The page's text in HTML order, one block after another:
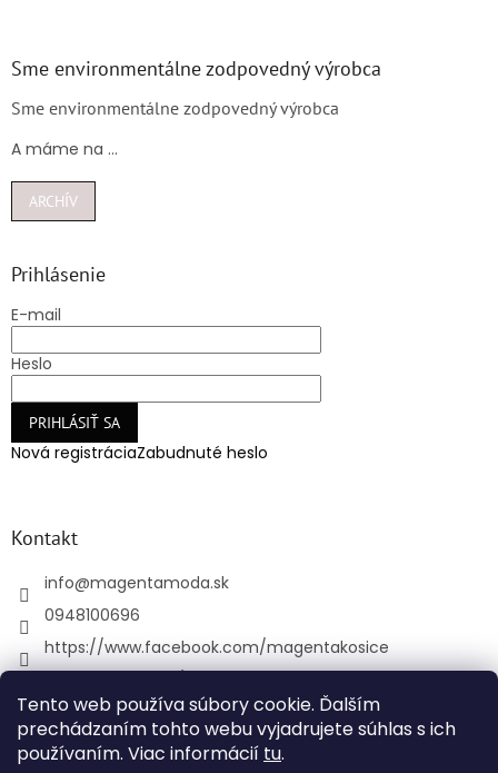
Tento web používa súbory cookie. Ďalším
prechádzaním tohto webu vyjadrujete súhlas s ich
používaním. Viac informácií tu.
Sme environmentálne zodpovedný výrobca
Sme environmentálne zodpovedný výrobca
A máme na ...
ARCHÍV
Prihlásenie
E-mail
Heslo
PRIHLÁSIŤ SA
Nová registráciaZabudnuté heslo
Kontakt
info@magentamoda.sk
0948100696
https://www.facebook.com/magentakosice
+421948100696